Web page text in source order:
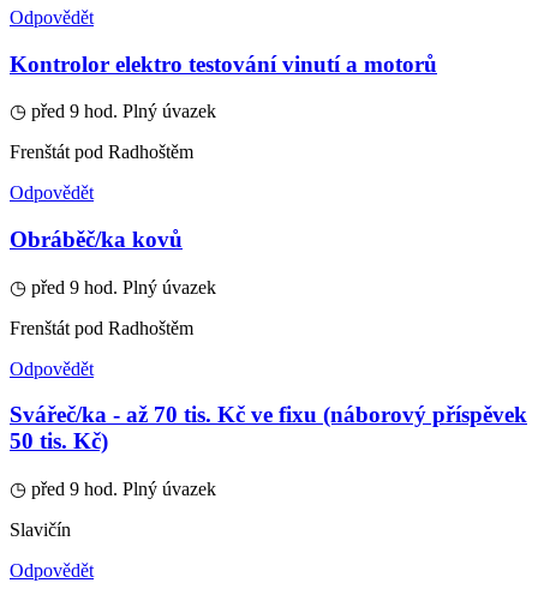
Odpovědět
Kontrolor elektro testování vinutí a motorů
◷ před 9 hod. Plný úvazek
Frenštát pod Radhoštěm
Odpovědět
Obráběč/ka kovů
◷ před 9 hod. Plný úvazek
Frenštát pod Radhoštěm
Odpovědět
Svářeč/ka - až 70 tis. Kč ve fixu (náborový příspěvek
50 tis. Kč)
◷ před 9 hod. Plný úvazek
Slavičín
Odpovědět